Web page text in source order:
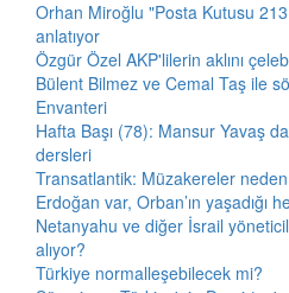
Orhan Miroğlu "Posta Kutusu
anlatıyor
Özgür Özel AKP'lilerin aklını
Bülent Bilmez ve Cemal Taş ile
Envanteri
Hafta Başı (78): Mansur Yavaş
dersleri
Transatlantik: Müzakereler
Erdoğan var, Orban’ın yaşadığı
Netanyahu ve diğer İsrail
alıyor?
Türkiye normalleşebilecek mi?